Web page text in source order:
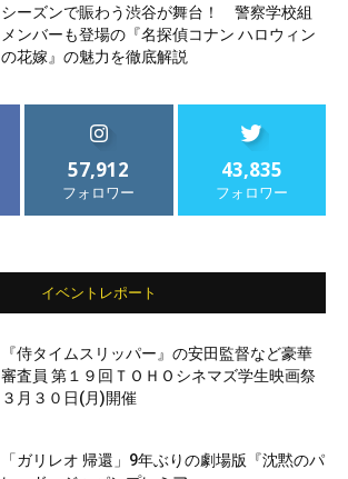
シーズンで賑わう渋谷が舞台！ 警察学校組
メンバーも登場の『名探偵コナン ハロウィン
の花嫁』の魅力を徹底解説
57,912
フォロワー
43,835
フォロワー
イベントレポート
『侍タイムスリッパー』の安田監督など豪華
審査員 第１９回ＴＯＨＯシネマズ学生映画祭
３月３０日(月)開催
「ガリレオ 帰還」9年ぶりの劇場版『沈黙のパ